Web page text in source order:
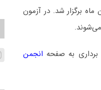
سراسری و دانشگاه آزاد سال ۱۴۰۵، جمعه ۲۴ بهمن ماه برگزار شد. در آزمون
به صفحه انجمن